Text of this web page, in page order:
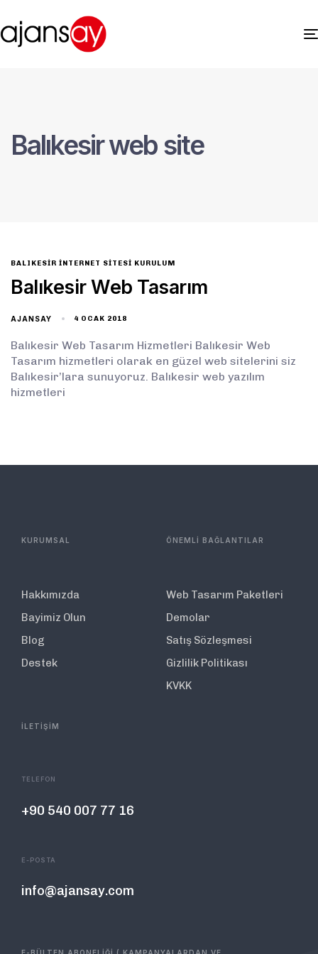
Balıkesir web site
BALIKESIR İNTERNET SITESI KURULUM
Balıkesir Web Tasarım
AJANSAY 4 OCAK 2018
Balıkesir Web Tasarım Hizmetleri Balıkesir Web
Tasarım hizmetleri olarak en güzel web sitelerini siz
Balıkesir’lara sunuyoruz. Balıkesir web yazılım
hizmetleri
KURUMSAL
Hakkımızda
Bayimiz Olun
Blog
Destek
ÖNEMLİ BAĞLANTILAR
Web Tasarım Paketleri
Demolar
Satış Sözleşmesi
Gizlilik Politikası
KVKK
İLETİŞİM
TELEFON
+90 540 007 77 16
E-POSTA
info@ajansay.com